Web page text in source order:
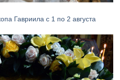
Гавриила с 1 по 2 августа